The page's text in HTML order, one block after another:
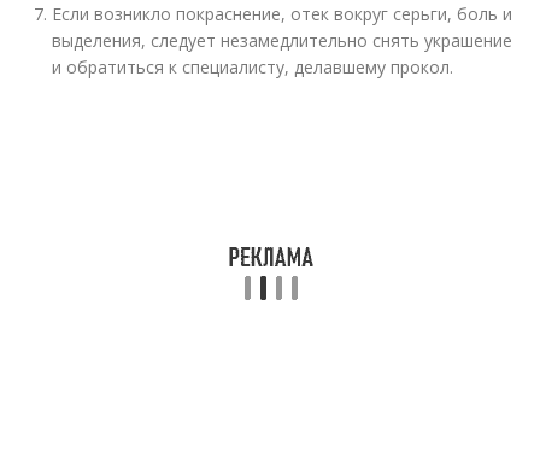
Если возникло покраснение, отек вокруг серьги, боль и
выделения, следует незамедлительно снять украшение
и обратиться к специалисту, делавшему прокол.